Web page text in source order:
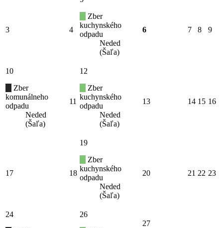
3 4
Zber
kuchynského
odpadu
Neded
(Šaľa)
6 7 8 9
10
Zber
komunálneho
odpadu
Neded
(Šaľa)
11
12
Zber
kuchynského
odpadu
Neded
(Šaľa)
13 14 15 16
17 18
19
Zber
kuchynského
odpadu
Neded
(Šaľa)
20 21 22 23
24
26
27